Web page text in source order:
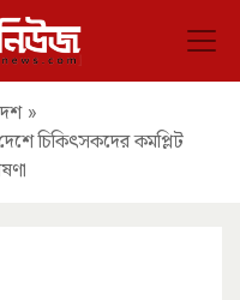
»
চিকিৎসকদের কমপ্লিট